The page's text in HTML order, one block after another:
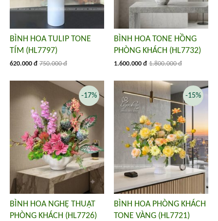
BÌNH HOA TULIP TONE
TÍM (HL7797)
620.000 đ 750.000 đ
BÌNH HOA TONE HỒNG
PHÒNG KHÁCH (HL7732)
1.600.000 đ 1.800.000 đ
BÌNH HOA NGHỆ THUẬT
PHÒNG KHÁCH (HL7726)
-17%
BÌNH HOA PHÒNG KHÁCH
TONE VÀNG (HL7721)
-15%